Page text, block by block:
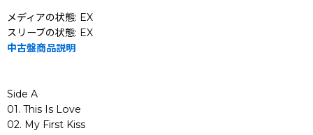
メディアの状態: EX
スリーブの状態: EX
中古盤商品説明
Side A
01. This Is Love
02. My First Kiss